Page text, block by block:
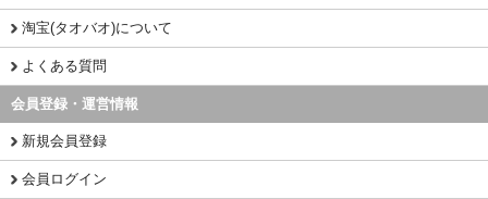
淘宝(タオバオ)について
よくある質問
会員登録・運営情報
新規会員登録
会員ログイン